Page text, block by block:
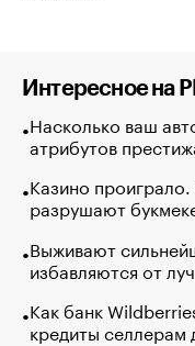
Интересное на
Насколько ваш
атрибутов
Казино
разрушают
Выживают
избавляются от
Как банк
кредиты селлерам